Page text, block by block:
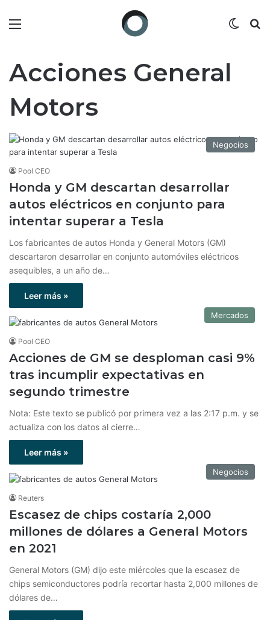
Acciones General
Motors
Negocios
Pool CEO
Honda y GM descartan desarrollar
autos eléctricos en conjunto para
intentar superar a Tesla
Los fabricantes de autos Honda y General Motors (GM)
descartaron desarrollar en conjunto automóviles eléctricos
asequibles, a un año de…
Leer más »
Mercados
Pool CEO
Acciones de GM se desploman casi 9%
tras incumplir expectativas en
segundo trimestre
Nota: Este texto se publicó por primera vez a las 2:17 p.m. y se
actualiza con los datos al cierre…
Leer más »
Negocios
Reuters
Escasez de chips costaría 2,000
millones de dólares a General Motors
en 2021
General Motors (GM) dijo este miércoles que la escasez de
chips semiconductores podría recortar hasta 2,000 millones de
dólares de…